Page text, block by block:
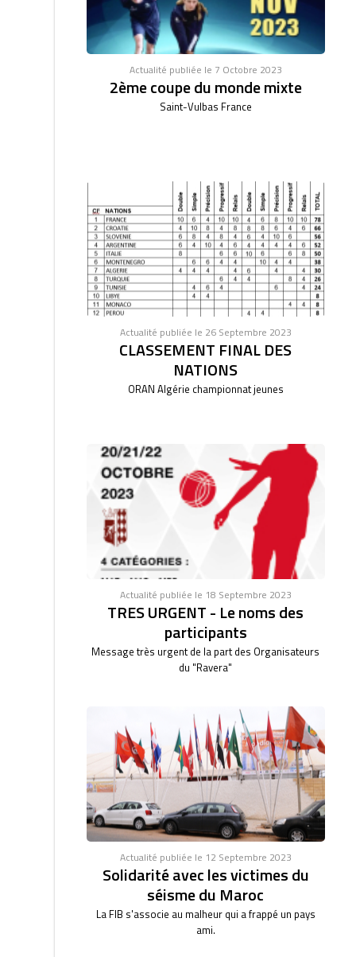
Actualité publiée le 7 Octobre 2023
2ème coupe du monde mixte
Saint-Vulbas France
Actualité publiée le 26 Septembre 2023
CLASSEMENT FINAL DES
NATIONS
ORAN Algérie championnat jeunes
Actualité publiée le 18 Septembre 2023
TRES URGENT - Le noms des
participants
Message très urgent de la part des Organisateurs
du "Ravera"
Actualité publiée le 12 Septembre 2023
Solidarité avec les victimes du
séisme du Maroc
La FIB s'associe au malheur qui a frappé un pays
ami.